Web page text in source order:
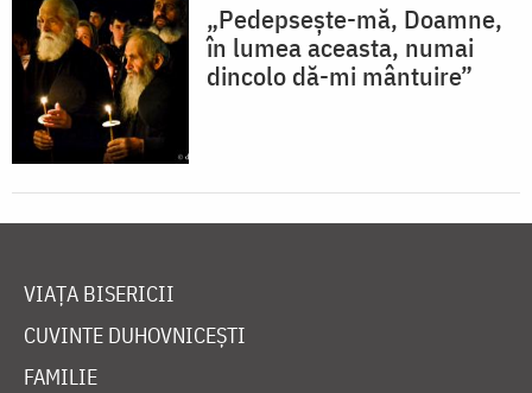
„Pedepsește-mă, Doamne,
în lumea aceasta, numai
dincolo dă-mi mântuire”
VIAȚA BISERICII
CUVINTE DUHOVNICEȘTI
FAMILIE